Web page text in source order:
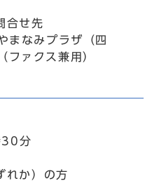
合せ先
なみプラザ（四
ァクス兼用）
30分
れか）の方